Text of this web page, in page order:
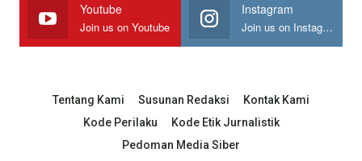
Youtube
Join us on Youtube
Instagram
Join us on Instagram
Tentang Kami Susunan Redaksi
Kontak Kami
Kode Perilaku
Kode Etik Jurnalistik
Pedoman Media Siber